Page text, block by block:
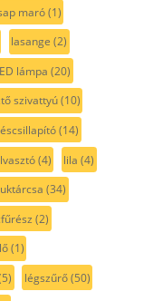
maró(1)
lasange (2)
lámpa (20)
szivattyú(10)
(14)
(4) lila (4)
(34)
(2)
(1)
légszűrő(50)